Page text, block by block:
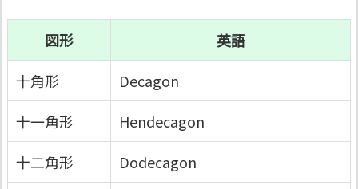
図形
英語
十角形
Decagon
十一角形
Hendecagon
十二角形
Dodecagon